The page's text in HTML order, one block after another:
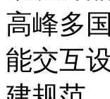
高峰多
能交互